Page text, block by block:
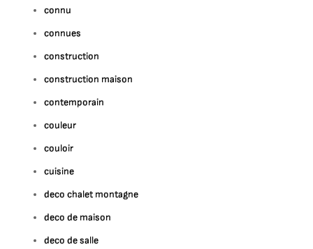
connu
connues
construction
construction maison
contemporain
couleur
couloir
cuisine
deco chalet montagne
deco de maison
deco de salle